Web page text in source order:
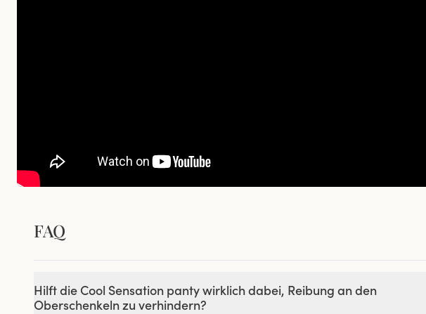
FAQ
Hilft die Cool Sensation panty wirklich dabei, Reibung an den
Oberschenkeln zu verhindern?